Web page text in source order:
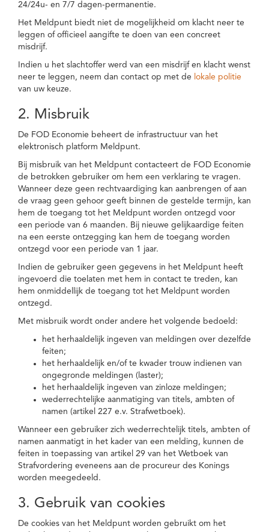
24/24u- en 7/7 dagen-permanentie.
Het Meldpunt biedt niet de mogelijkheid om klacht neer te
leggen of officieel aangifte te doen van een concreet
misdrijf.
Indien u het slachtoffer werd van een misdrijf en klacht wenst
neer te leggen, neem dan contact op met de lokale politie
van uw keuze.
2. Misbruik
De FOD Economie beheert de infrastructuur van het
elektronisch platform Meldpunt.
Bij misbruik van het Meldpunt contacteert de FOD Economie
de betrokken gebruiker om hem een verklaring te vragen.
Wanneer deze geen rechtvaardiging kan aanbrengen of aan
de vraag geen gehoor geeft binnen de gestelde termijn, kan
hem de toegang tot het Meldpunt worden ontzegd voor
een periode van 6 maanden. Bij nieuwe gelijkaardige feiten
na een eerste ontzegging kan hem de toegang worden
ontzegd voor een periode van 1 jaar.
Indien de gebruiker geen gegevens in het Meldpunt heeft
ingevoerd die toelaten met hem in contact te treden, kan
hem onmiddellijk de toegang tot het Meldpunt worden
ontzegd.
Met misbruik wordt onder andere het volgende bedoeld:
het herhaaldelijk ingeven van meldingen over dezelfde
feiten;
het herhaaldelijk en/of te kwader trouw indienen van
ongegronde meldingen (laster);
het herhaaldelijk ingeven van zinloze meldingen;
wederrechtelijke aanmatiging van titels, ambten of
namen (artikel 227 e.v. Strafwetboek).
Wanneer een gebruiker zich wederrechtelijk titels, ambten of
namen aanmatigt in het kader van een melding, kunnen de
feiten in toepassing van artikel 29 van het Wetboek van
Strafvordering eveneens aan de procureur des Konings
worden meegedeeld.
3. Gebruik van cookies
De cookies van het Meldpunt worden gebruikt om het